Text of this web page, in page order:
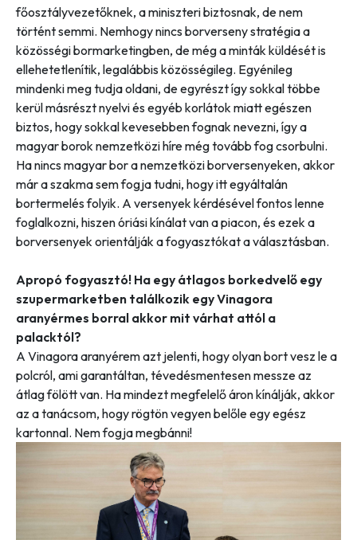
főosztályvezetőknek, a miniszteri biztosnak, de nem
történt semmi. Nemhogy nincs borverseny stratégia a
közösségi bormarketingben, de még a minták küldését is
ellehetetlenítik, legalábbis közösségileg. Egyénileg
mindenki meg tudja oldani, de egyrészt így sokkal többe
kerül másrészt nyelvi és egyéb korlátok miatt egészen
biztos, hogy sokkal kevesebben fognak nevezni, így a
magyar borok nemzetközi híre még tovább fog csorbulni.
Ha nincs magyar bor a nemzetközi borversenyeken, akkor
már a szakma sem fogja tudni, hogy itt egyáltalán
bortermelés folyik. A versenyek kérdésével fontos lenne
foglalkozni, hiszen óriási kínálat van a piacon, és ezek a
borversenyek orientálják a fogyasztókat a választásban.
Apropó fogyasztó! Ha egy átlagos borkedvelő egy
szupermarketben találkozik egy Vinagora
aranyérmes borral akkor mit várhat attól a
palacktól?
A Vinagora aranyérem azt jelenti, hogy olyan bort vesz le a
polcról, ami garantáltan, tévedésmentesen messze az
átlag fölött van. Ha mindezt megfelelő áron kínálják, akkor
az a tanácsom, hogy rögtön vegyen belőle egy egész
kartonnal. Nem fogja megbánni!